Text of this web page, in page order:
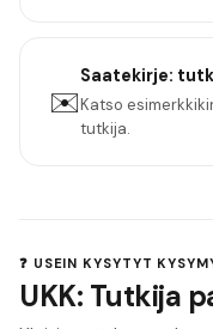
✉️
Saatekirje:
Katso
tutkija.
❓ USEIN KYSYTYT
UKK: Tutkija